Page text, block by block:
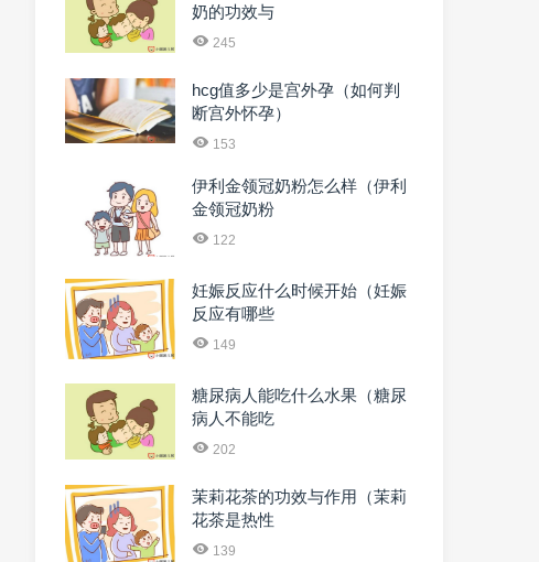
奶的功效与
245
hcg值多少是宫外孕（如何判
断宫外怀孕）
153
伊利金领冠奶粉怎么样（伊利
金领冠奶粉
122
妊娠反应什么时候开始（妊娠
反应有哪些
149
糖尿病人能吃什么水果（糖尿
病人不能吃
202
茉莉花茶的功效与作用（茉莉
花茶是热性
139